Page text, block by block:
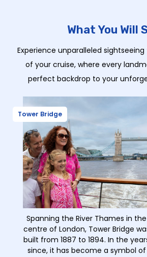
What You Will
Experience unparalleled
of your cruise, where every
perfect backdrop to your
Tower Bridge
Spanning the River Thames in the
centre of London, Tower Bridge
built from 1887 to 1894. In the
since, it has become a symbol of